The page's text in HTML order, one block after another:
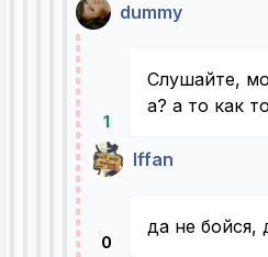
dummy
1
Слушайте,
а? а то как
Iffan
0
да не бойся,